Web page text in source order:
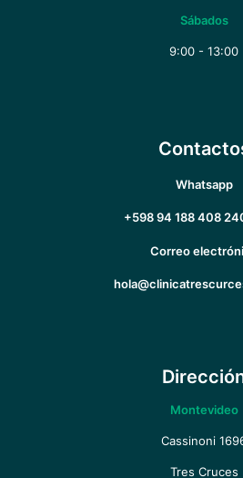
Sábados
9:00 - 13:00
Whatsapp
+598 94 188 408
Correo
Montevideo
Cassinoni
Tres Cruces